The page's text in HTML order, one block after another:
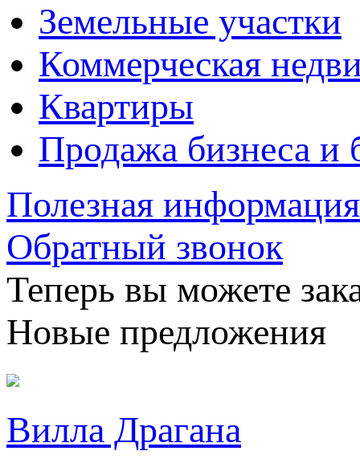
Земельные участки
Коммерческая
Квартиры
Продажа бизнеса и
Полезная информация
Обратный звонок
Теперь вы можете
Новые предложения
Вилла Драгана